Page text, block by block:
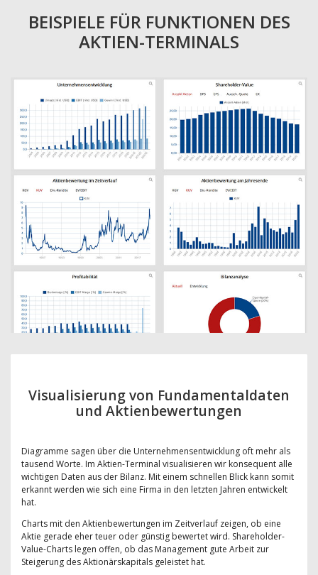
BEISPIELE FÜR FUNKTIONEN DES
AKTIEN-TERMINALS
Visualisierung von Fundamentaldaten
und Aktienbewertungen
Diagramme sagen über die Unternehmensentwicklung oft mehr als
tausend Worte. Im Aktien-Terminal visualisieren wir konsequent alle
wichtigen Daten aus der Bilanz. Mit einem schnellen Blick kann somit
erkannt werden wie sich eine Firma in den letzten Jahren entwickelt
hat.
Charts mit den Aktienbewertungen im Zeitverlauf zeigen, ob eine
Aktie gerade eher teuer oder günstig bewertet wird. Shareholder-
Value-Charts legen offen, ob das Management gute Arbeit zur
Steigerung des Aktionärskapitals geleistet hat.